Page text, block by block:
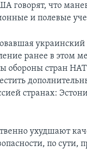
говорят, что
и полевые
ранее в этом
обороны стран
странах:
ухудшают
по сути,